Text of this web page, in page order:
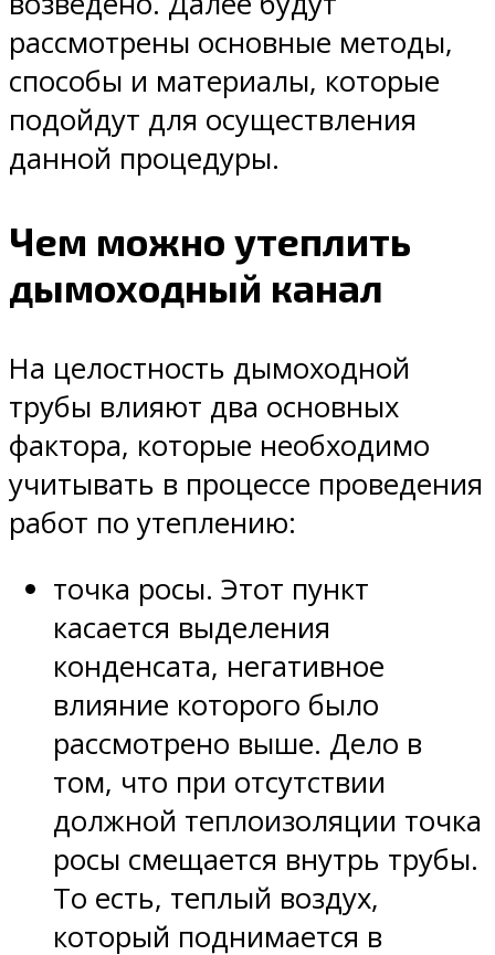
рассмотрены основные методы,
способы и материалы, которые
подойдут для осуществления
данной процедуры.
Чем можно утеплить
дымоходный канал
На целостность дымоходной
трубы влияют два основных
фактора, которые необходимо
учитывать в процессе проведения
работ по утеплению:
точка росы. Этот пункт
касается выделения
конденсата, негативное
влияние которого было
рассмотрено выше. Дело в
том, что при отсутствии
должной теплоизоляции точка
росы смещается внутрь трубы.
То есть, теплый воздух,
который поднимается в